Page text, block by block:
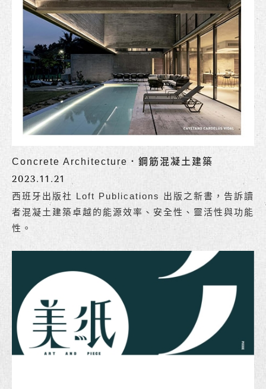
Concrete Architecture．鋼筋混凝土建築
2023.11.21
西班牙出版社 Loft Publications 出版之新書，告訴讀
者混凝土建築卓越的能源效率、安全性、靈活性與功能
性。